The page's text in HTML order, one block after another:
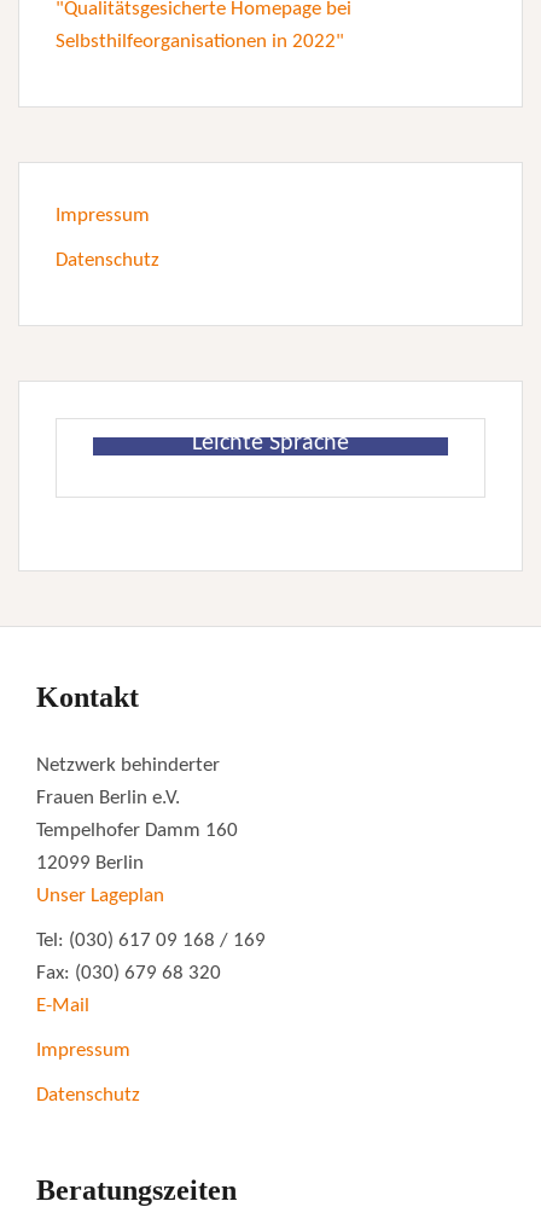
Impressum
Datenschutz
Leichte Sprache
Kontakt
Netzwerk behinderter
Frauen Berlin e.V.
Tempelhofer Damm 160
12099 Berlin
Unser Lageplan
Tel: (030) 617 09 168 / 169
Fax: (030) 679 68 320
E-Mail
Impressum
Datenschutz
Beratungszeiten